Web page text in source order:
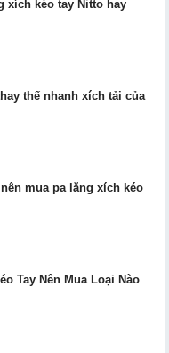
xích kéo tay Nitto hay
thế nhanh xích tải của
mua pa lăng xích kéo
Tay Nên Mua Loại Nào